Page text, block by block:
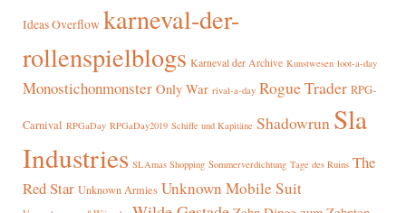
Ideas Overflow karneval-der-
rollenspielblogs Karneval der Archive Kunstwesen loot-a-day
Monostichonmonster Only War rival-a-day Rogue Trader RPG-
Carnival RPGaDay RPGaDay2019 Schiffe und Kapitäne Shadowrun Sla
Industries SLAmas Shopping Sommerverdichtung Tage des Ruins The
Red Star Unknown Armies Unknown Mobile Suit